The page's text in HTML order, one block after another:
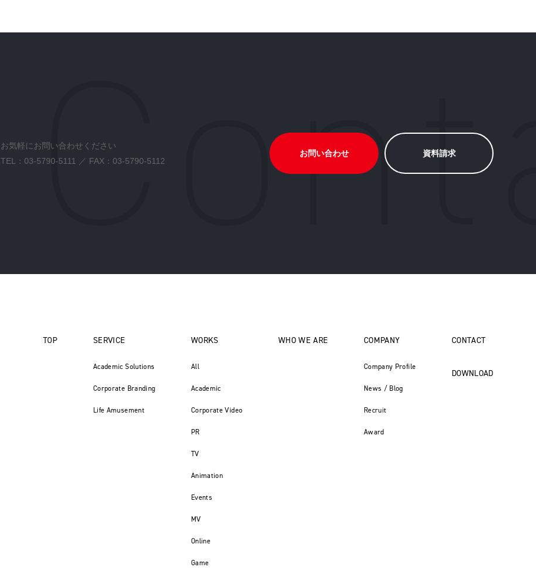
お気軽にお問い合わせください
TEL： 03-5790-5111 ／ FAX：03-5790-5112
お問い合わせ 資料請求
TOP SERVICE
Academic Solutions
Corporate Branding
Life Amusement
WORKS
All
Academic
Corporate Video
PR
TV
Animation
Events
MV
Online
Game
WHO WE ARE COMPANY
Company Profile
News / Blog
Recruit
Award
CONTACT
DOWNLOAD